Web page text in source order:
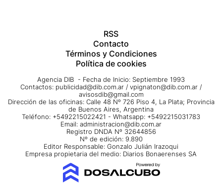
RSS
Contacto
Términos y Condiciones
Política de cookies
Agencia DIB - Fecha de Inicio: Septiembre 1993
Contactos: publicidad@dib.com.ar / vpignaton@dib.com.ar /
avisosdib@gmail.com
Dirección de las oficinas: Calle 48 Nº 726 Piso 4, La Plata; Provincia
de Buenos Aires, Argentina
Teléfono: +5492215022421 - Whatsapp: +5492215031783
Email: administracion@dib.com.ar
Registro DNDA Nº 32644856
Nº de edición: 9.890
Editor Responsable: Gonzalo Julián Irazoqui
Empresa propietaria del medio: Diarios Bonaerenses SA